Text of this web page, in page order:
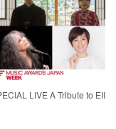
LIVE A Tribute to EII